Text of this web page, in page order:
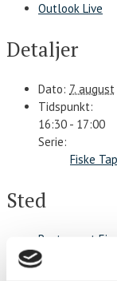
Outlook Live
Detaljer
Dato: 7. august
Tidspunkt:
16:30 - 17:00
Serie:
Fiske
Sted
Restaurant
Hestehovedet 5